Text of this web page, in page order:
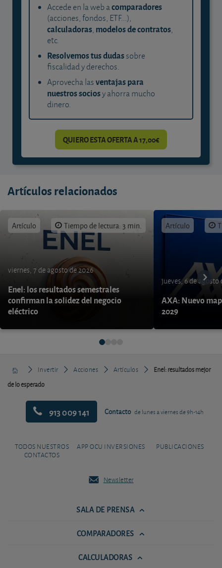
Accede en la web acomparadores
(acciones, fondos, ETF...),
calculadoras, modelos de contratos,
etc.
Resolvemos tus dudassobre
fiscalidad y derechos.
Aprovecha lasventajas para
nuestros sociosy ahorra mucho
dinero.
QUIERO ESTA OFERTA A 17,00€
Artículos relacionados
Artículo Tiempo de lectura: 3 min.
viernes, 7 de agosto de 2026
Enel: los resultados semestrales
confirman la solidez del negocio
eléctrico
Artículo
jueves, 6 de agosto
AXA: Nuevo
2029
Invertir Acciones Artículos
Enel: resultados mejor
de lo esperado
913 009 141 Contacto de lunes a viernes de 9h-14h
TODOS NUESTROS
CONTACTOS
APP OCU INVERSIONES PUBLICACIONES
Newsletter
SALA DE PRENSA
COMPARADORES
CALCULADORAS